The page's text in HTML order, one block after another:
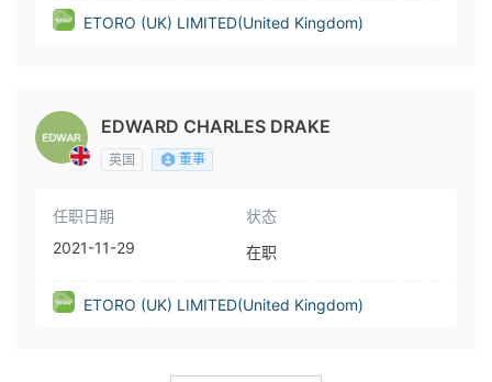
ETORO (UK) LIMITED(United Kingdom)
EDWARD CHARLES DRAKE
英国 董事
任职日期
2021-11-29
状态
在职
ETORO (UK) LIMITED(United Kingdom)